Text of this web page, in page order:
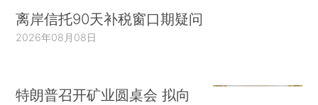
离岸信托90天补税窗口期疑问
2026年08月08日
特朗普召开矿业圆桌会 拟向